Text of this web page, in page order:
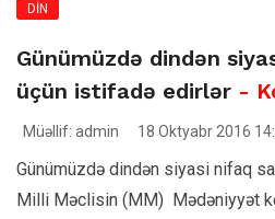
DİN
Günümüzdə dindən
üçün istifadə edirlər -
Müəllif: admin 18 Oktyabr 2016
Günümüzdə dindən siyasi nifaq
Milli Məclisin (MM) Mədəniyyət